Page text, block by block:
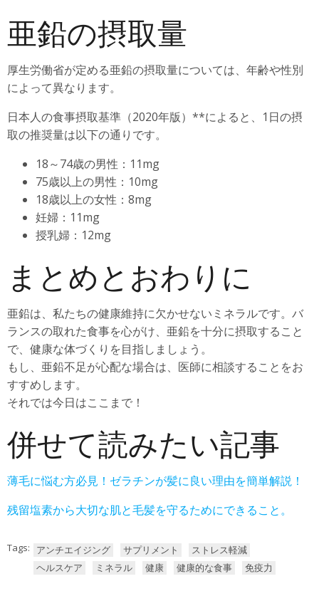
亜鉛の摂取量
厚生労働省が定める亜鉛の摂取量については、年齢や性別
によって異なります。
日本人の食事摂取基準（2020年版）**によると、1日の摂
取の推奨量は以下の通りです。
18～74歳の男性：11mg
75歳以上の男性：10mg
18歳以上の女性：8mg
妊婦：11mg
授乳婦：12mg
まとめとおわりに
亜鉛は、私たちの健康維持に欠かせないミネラルです。バ
ランスの取れた食事を心がけ、亜鉛を十分に摂取すること
で、健康な体づくりを目指しましょう。
もし、亜鉛不足が心配な場合は、医師に相談することをお
すすめします。
それでは今日はここまで！
併せて読みたい記事
薄毛に悩む方必見！ゼラチンが髪に良い理由を簡単解説！
残留塩素から大切な肌と毛髪を守るためにできること。
Tags: アンチエイジング サプリメント
ストレス軽減
ヘルスケア
ミネラル 健康 健康的な食事 免疫力